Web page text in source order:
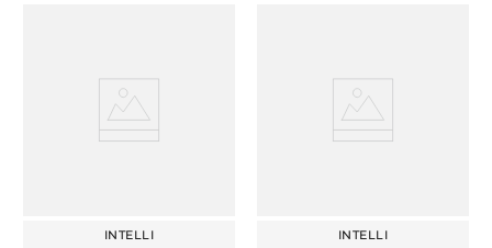
INTELLI INTELLI